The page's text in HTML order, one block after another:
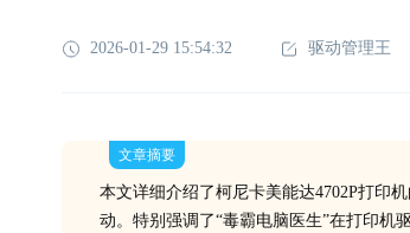
2026-01-29 15:54:32 驱动管理王
文章摘要
本文详细介绍了柯尼卡美能达4702P打印
动。特别强调了“毒霸电脑医生”在打印机